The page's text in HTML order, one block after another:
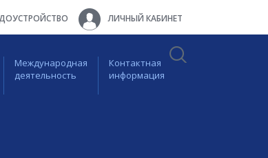
ЛИЧНЫЙ КАБИНЕТ
Международная
деятельность
Контактная
информация